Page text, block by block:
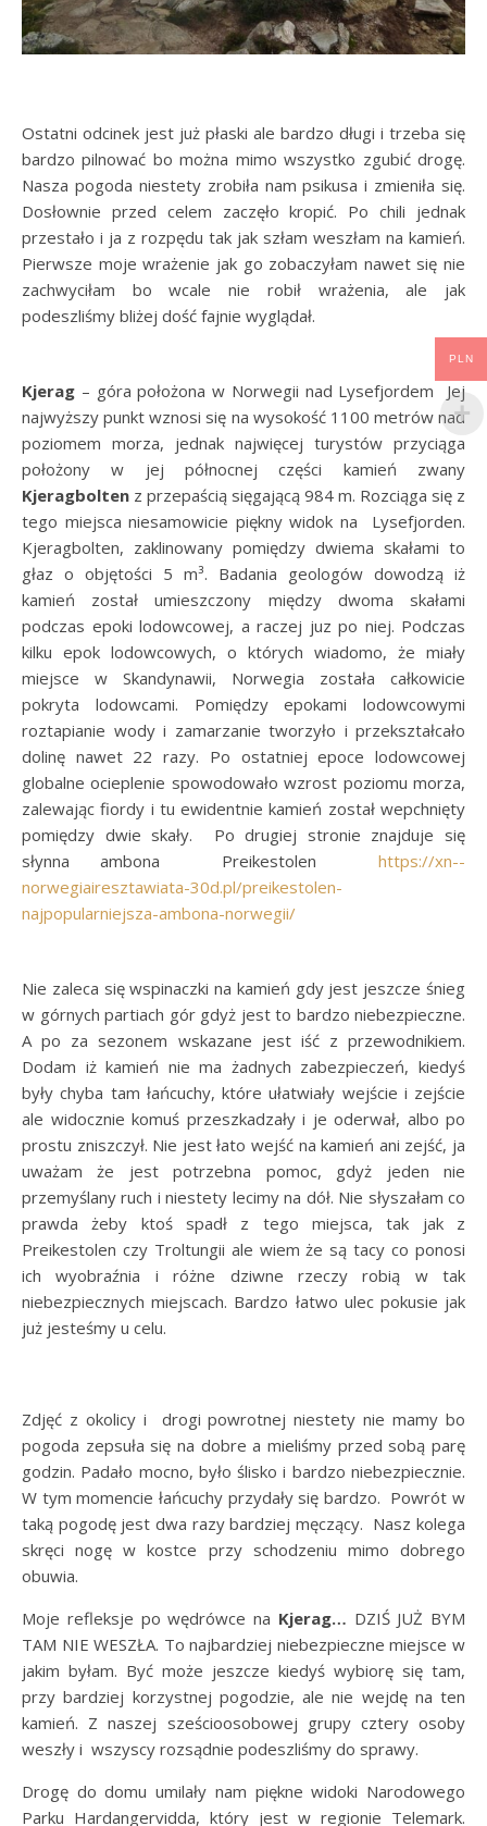
Ostatni odcinek jest już płaski ale bardzo długi i trzeba się
bardzo pilnować bo można mimo wszystko zgubić drogę.
Nasza pogoda niestety zrobiła nam psikusa i zmieniła się.
Dosłownie przed celem zaczęło kropić. Po chili jednak
przestało i ja z rozpędu tak jak szłam weszłam na kamień.
Pierwsze moje wrażenie jak go zobaczyłam nawet się nie
zachwyciłam bo wcale nie robił wrażenia, ale jak
podeszliśmy bliżej dość fajnie wyglądał.
Kjerag – góra położona w Norwegii nad Lysefjordem Jej
najwyższy punkt wznosi się na wysokość 1100 metrów nad
poziomem morza, jednak najwięcej turystów przyciąga
położony w jej północnej części kamień zwany
Kjeragbolten z przepaścią sięgającą 984 m. Rozciąga się z
tego miejsca niesamowicie piękny widok na Lysefjorden.
Kjeragbolten, zaklinowany pomiędzy dwiema skałami to
głaz o objętości 5 m³. Badania geologów dowodzą iż
kamień został umieszczony między dwoma skałami
podczas epoki lodowcowej, a raczej juz po niej. Podczas
kilku epok lodowcowych, o których wiadomo, że miały
miejsce w Skandynawii, Norwegia została całkowicie
pokryta lodowcami. Pomiędzy epokami lodowcowymi
roztapianie wody i zamarzanie tworzyło i przekształcało
dolinę nawet 22 razy. Po ostatniej epoce lodowcowej
globalne ocieplenie spowodowało wzrost poziomu morza,
zalewając fiordy i tu ewidentnie kamień został wepchnięty
pomiędzy dwie skały. Po drugiej stronie znajduje się
słynna ambona Preikestolen https://xn--
norwegiairesztawiata-30d.pl/preikestolen-
najpopularniejsza-ambona-norwegii/
Nie zaleca się wspinaczki na kamień gdy jest jeszcze śnieg
w górnych partiach gór gdyż jest to bardzo niebezpieczne.
A po za sezonem wskazane jest iść z przewodnikiem.
Dodam iż kamień nie ma żadnych zabezpieczeń, kiedyś
były chyba tam łańcuchy, które ułatwiały wejście i zejście
ale widocznie komuś przeszkadzały i je oderwał, albo po
prostu zniszczył. Nie jest łato wejść na kamień ani zejść, ja
uważam że jest potrzebna pomoc, gdyż jeden nie
przemyślany ruch i niestety lecimy na dół. Nie słyszałam co
prawda żeby ktoś spadł z tego miejsca, tak jak z
Preikestolen czy Troltungii ale wiem że są tacy co ponosi
ich wyobraźnia i różne dziwne rzeczy robią w tak
niebezpiecznych miejscach. Bardzo łatwo ulec pokusie jak
już jesteśmy u celu.
Zdjęć z okolicy i drogi powrotnej niestety nie mamy bo
pogoda zepsuła się na dobre a mieliśmy przed sobą parę
godzin. Padało mocno, było ślisko i bardzo niebezpiecznie.
W tym momencie łańcuchy przydały się bardzo. Powrót w
taką pogodę jest dwa razy bardziej męczący. Nasz kolega
skręci nogę w kostce przy schodzeniu mimo dobrego
obuwia.
Moje refleksje po wędrówce na Kjerag… DZIŚ JUŻ BYM
TAM NIE WESZŁA. To najbardziej niebezpieczne miejsce w
jakim byłam. Być może jeszcze kiedyś wybiorę się tam,
przy bardziej korzystnej pogodzie, ale nie wejdę na ten
kamień. Z naszej sześcioosobowej grupy cztery osoby
weszły i wszyscy rozsądnie podeszliśmy do sprawy.
Drogę do domu umilały nam piękne widoki Narodowego
Parku Hardangervidda, który jest w regionie Telemark.
PLN